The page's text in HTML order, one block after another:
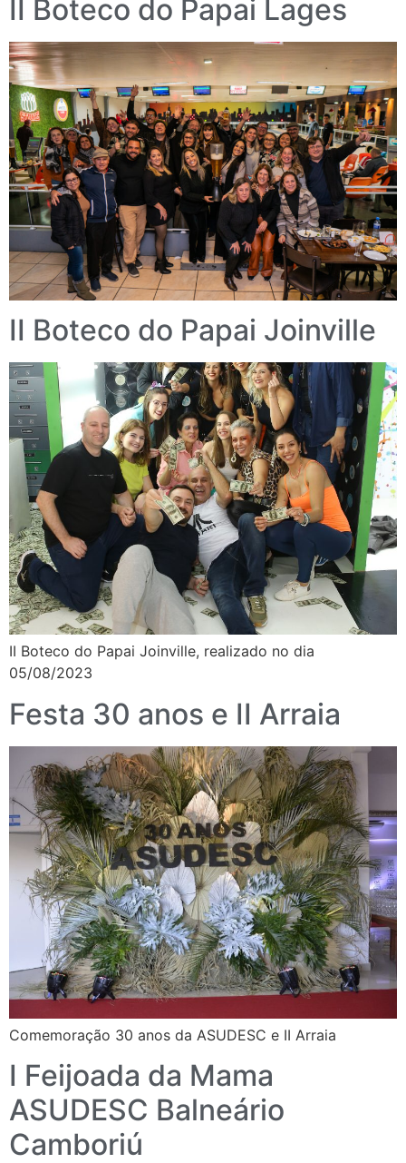
II Boteco do Papai Lages
II Boteco do Papai Joinville
II Boteco do Papai Joinville, realizado no dia
05/08/2023
Festa 30 anos e II Arraia
Comemoração 30 anos da ASUDESC e II Arraia
I Feijoada da Mama
ASUDESC Balneário
Camboriú